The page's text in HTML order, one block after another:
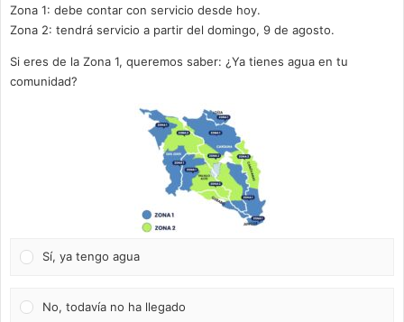
Zona 1: debe contar con servicio desde hoy.
Zona 2: tendrá servicio a partir del domingo, 9 de agosto.
Si eres de la Zona 1, queremos saber: ¿Ya tienes agua en tu
comunidad?
Sí, ya tengo agua
No, todavía no ha llegado